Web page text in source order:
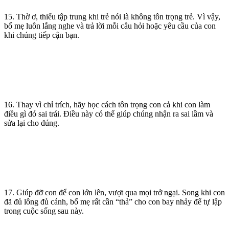
15. Thờ ơ, thiếu tập trung khi trẻ nói là không tôn trọng trẻ. Vì vậy,
bố mẹ luôn lắng nghe và trả lời mỗi câu hỏi hoặc yêu cầu của con
khi chúng tiếp cận bạn.
16. Thay vì chỉ trích, hãy học cách tôn trọng con cả khi con làm
điều gì đó sai trái. Điều này có thể giúp chúng nhận ra sai lầm và
sửa lại cho đúng.
17. Giúp đỡ con để con lớn lên, vượt qua mọi trở ngại. Song khi con
đã đủ lông đủ cánh, bố mẹ rất cần “thả” cho con bay nhảy để tự lập
trong cuộc sống sau này.